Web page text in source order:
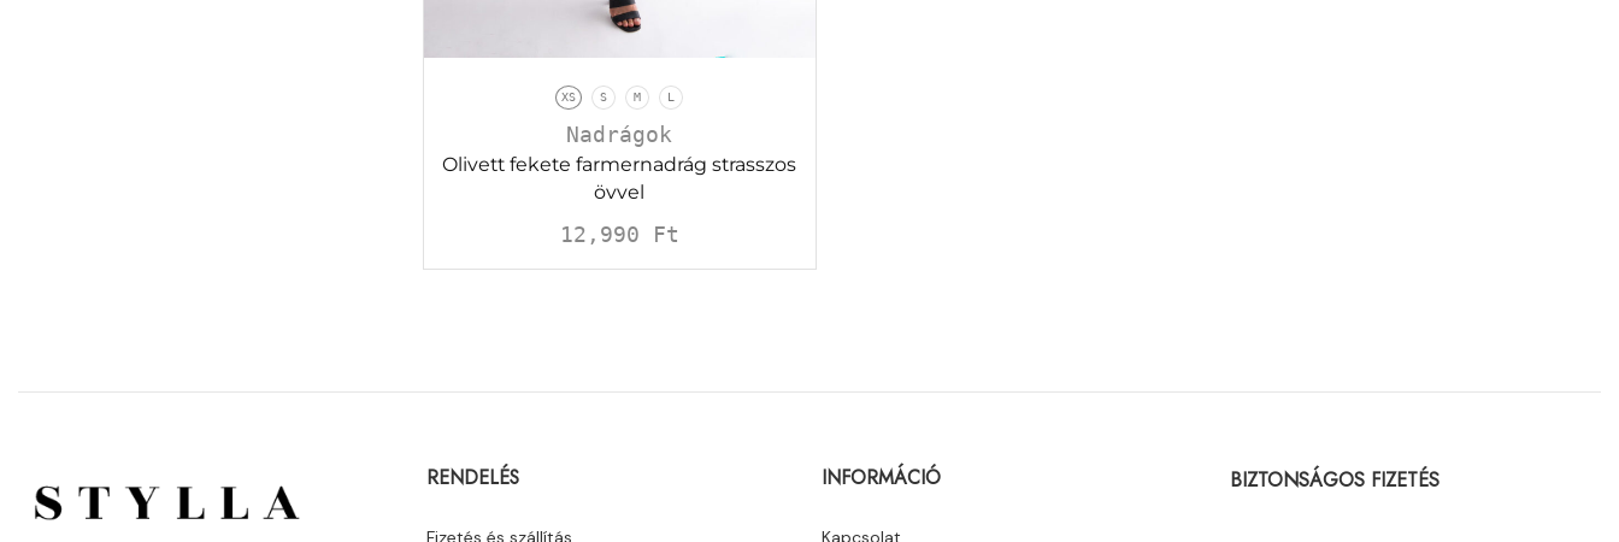
XS S M L
Nadrágok
Olivett fekete farmernadrág strasszos
övvel
12,990 Ft
RENDELÉS INFORMÁCIÓ BIZTONSÁGOS FIZETÉS